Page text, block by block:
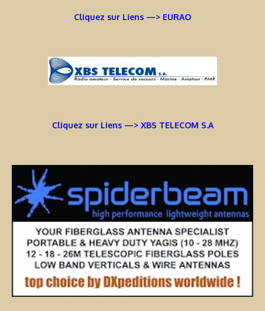
Cliquez sur Liens —> EURAO
Cliquez sur Liens —> XBS TELECOM S.A